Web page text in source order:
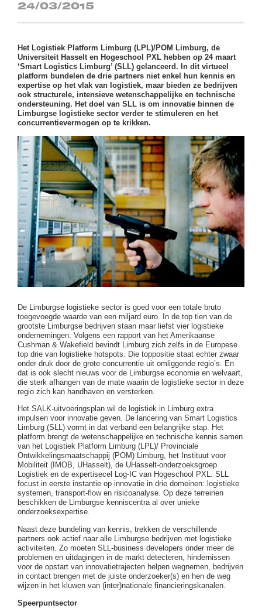
24/03/2015
Het Logistiek Platform Limburg (LPL)/POM Limburg, de
Universiteit Hasselt en Hogeschool PXL hebben op 24 maart
‘Smart Logistics Limburg’ (SLL) gelanceerd. In dit virtueel
platform bundelen de drie partners niet enkel hun kennis en
expertise op het vlak van logistiek, maar bieden ze bedrijven
ook structurele, intensieve wetenschappelijke en technische
ondersteuning. Het doel van SLL is om innovatie binnen de
Limburgse logistieke sector verder te stimuleren en het
concurrentievermogen op te krikken.
De Limburgse logistieke sector is goed voor een totale bruto
toegevoegde waarde van een miljard euro. In de top tien van de
grootste Limburgse bedrijven staan maar liefst vier logistieke
ondernemingen. Volgens een rapport van het Amerikaanse
Cushman & Wakefield bevindt Limburg zich zelfs in de Europese
top drie van logistieke hotspots. Die toppositie staat echter zwaar
onder druk door de grote concurrentie uit omliggende regio’s. En
dat is ook slecht nieuws voor de Limburgse economie en welvaart,
die sterk afhangen van de mate waarin de logistieke sector in deze
regio zich kan handhaven en versterken.
Het SALK-uitvoeringsplan wil de logistiek in Limburg extra
impulsen voor innovatie geven. De lancering van Smart Logistics
Limburg (SLL) vormt in dat verband een belangrijke stap. Het
platform brengt de wetenschappelijke en technische kennis samen
van het Logistiek Platform Limburg (LPL)/ Provinciale
Ontwikkelingsmaatschappij (POM) Limburg, het Instituut voor
Mobiliteit (IMOB, UHasselt), de UHasselt-onderzoeksgroep
Logistiek en de expertisecel Log-IC van Hogeschool PXL. SLL
focust in eerste instantie op innovatie in drie domeinen: logistieke
systemen, transport-flow en risicoanalyse. Op deze terreinen
beschikken de Limburgse kenniscentra al over unieke
onderzoeksexpertise.
Naast deze bundeling van kennis, trekken de verschillende
partners ook actief naar alle Limburgse bedrijven met logistieke
activiteiten. Zo moeten SLL-business developers onder meer de
problemen en uitdagingen in de markt detecteren, hindernissen
voor de opstart van innovatietrajecten helpen wegnemen, bedrijven
in contact brengen met de juiste onderzoeker(s) en hen de weg
wijzen in het kluwen van (inter)nationale financieringskanalen.
Speerpuntsector